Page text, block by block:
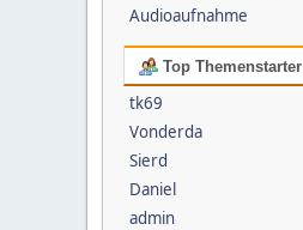
Audioaufnahme
Top Themenstarter
tk69
Vonderda
Sierd
Daniel
admin